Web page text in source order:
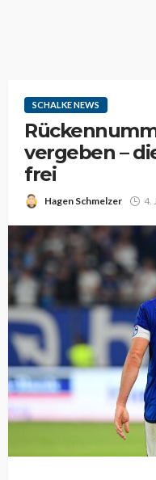
SCHALKE NEWS
vergeben –
frei
Hagen Schmelzer 4.